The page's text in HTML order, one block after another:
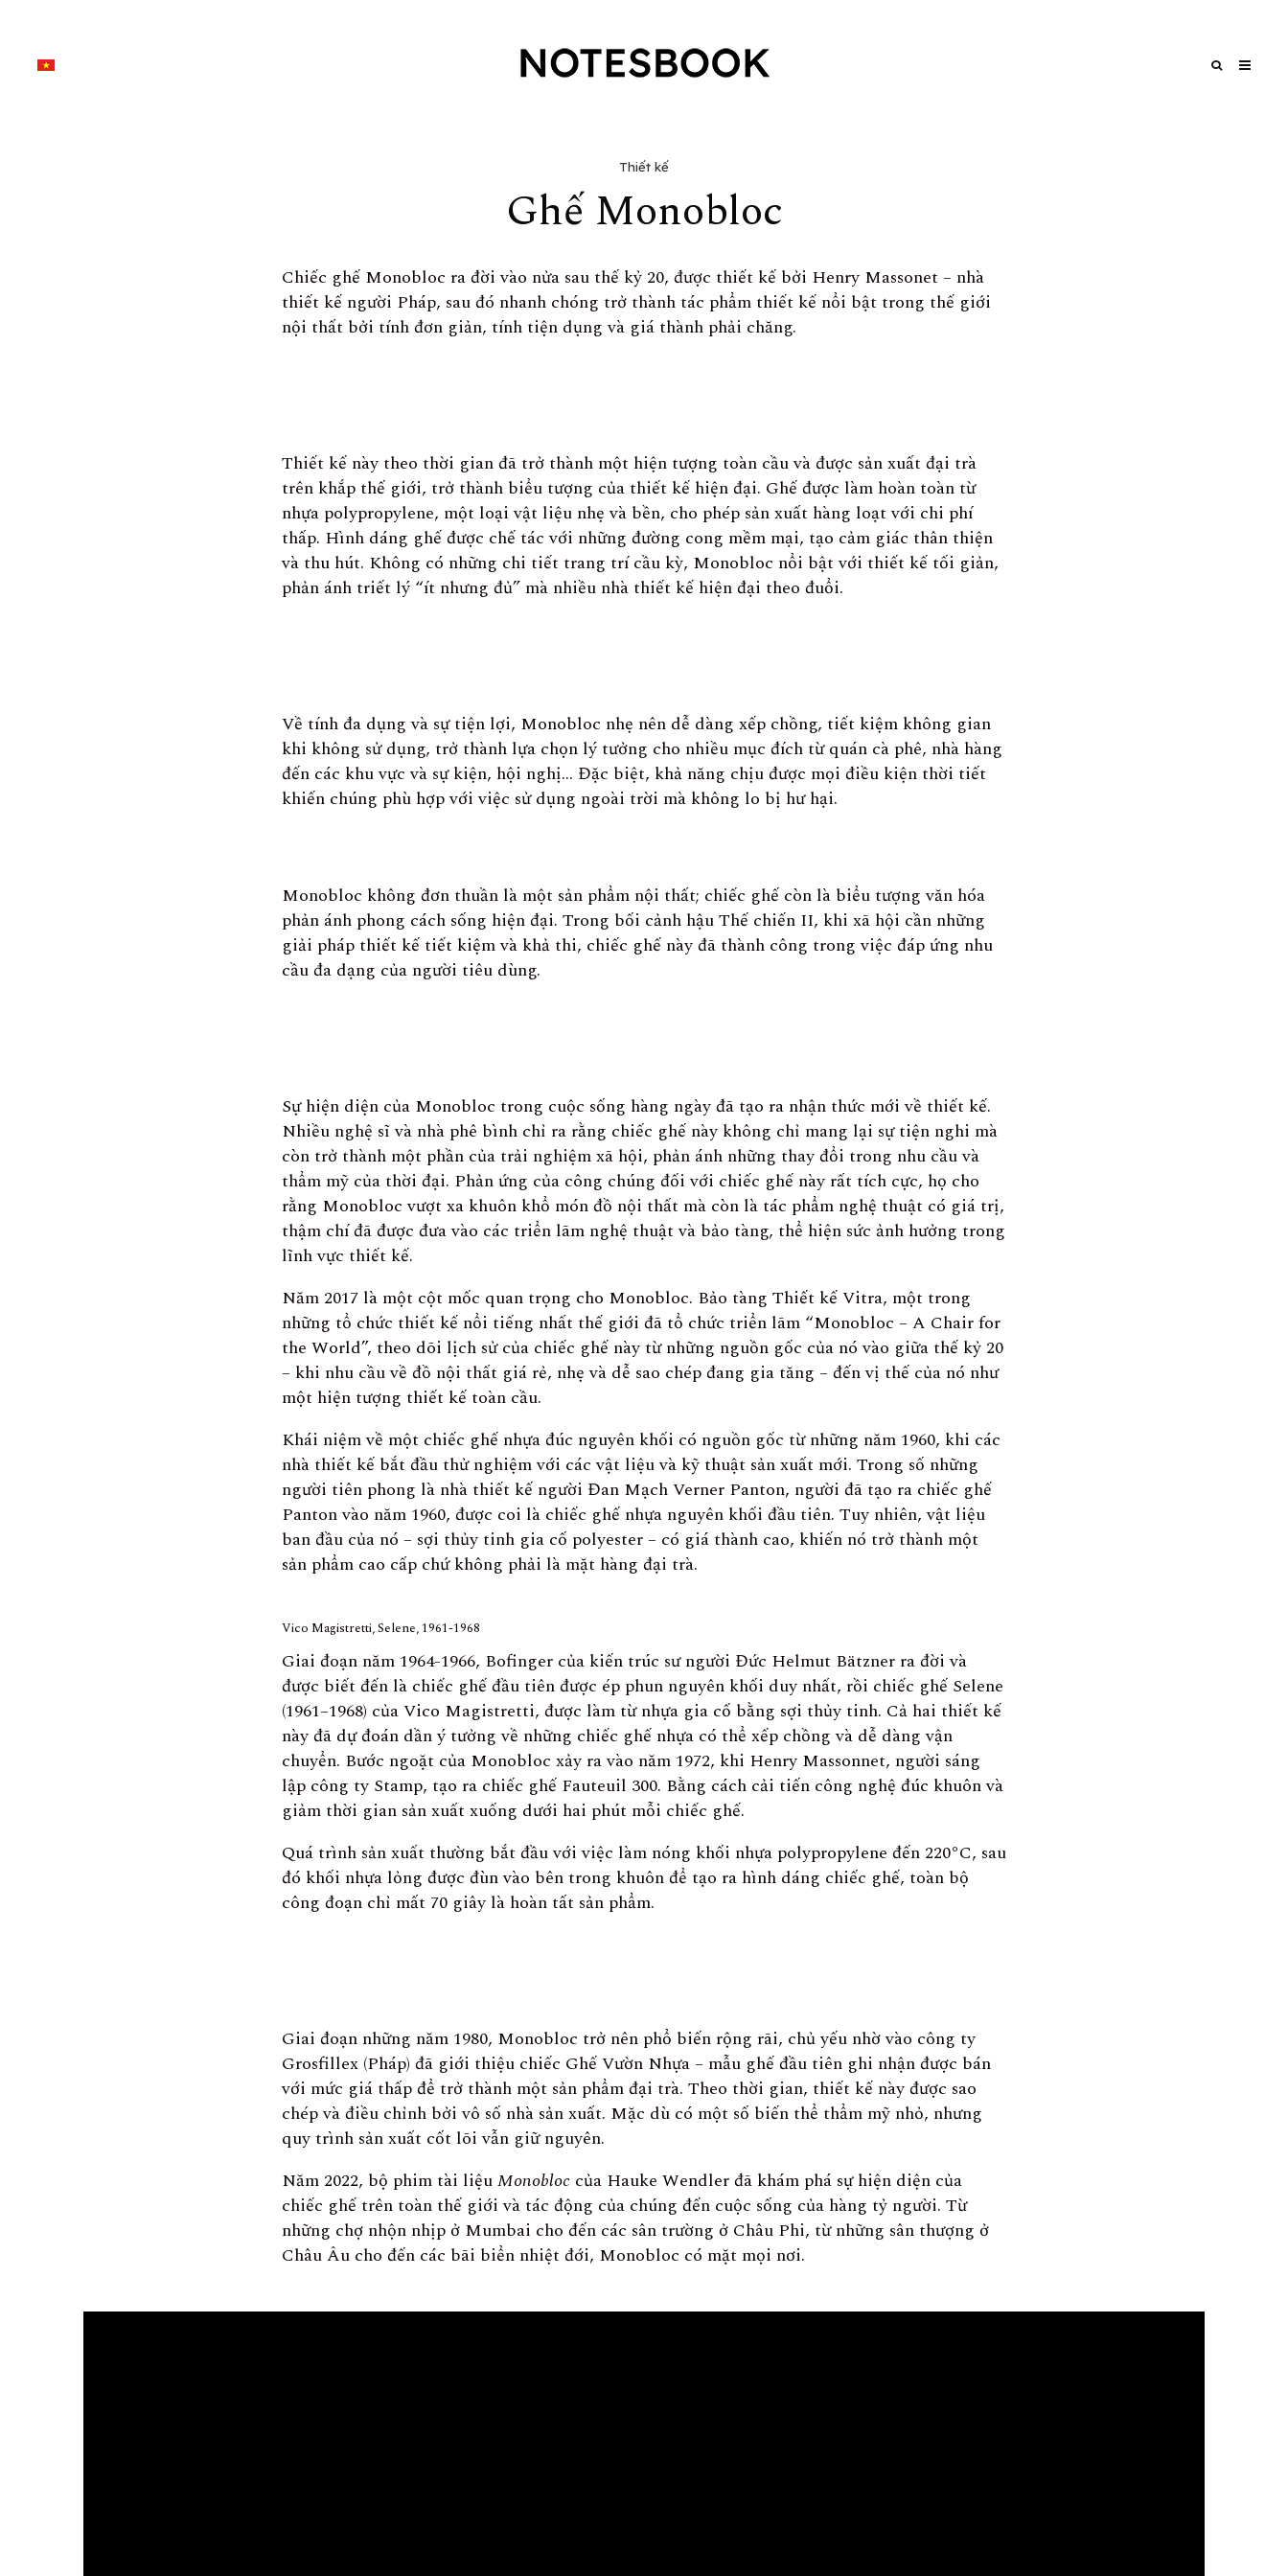
Thiết kế
Ghế Monobloc
Chiếc ghế Monobloc ra đời vào nửa sau thế kỷ 20, được thiết kế bởi Henry Massonet – nhà
thiết kế người Pháp, sau đó nhanh chóng trở thành tác phẩm thiết kế nổi bật trong thế giới
nội thất bởi tính đơn giản, tính tiện dụng và giá thành phải chăng.
Thiết kế này theo thời gian đã trở thành một hiện tượng toàn cầu và được sản xuất đại trà
trên khắp thế giới, trở thành biểu tượng của thiết kế hiện đại. Ghế được làm hoàn toàn từ
nhựa polypropylene, một loại vật liệu nhẹ và bền, cho phép sản xuất hàng loạt với chi phí
thấp. Hình dáng ghế được chế tác với những đường cong mềm mại, tạo cảm giác thân thiện
và thu hút. Không có những chi tiết trang trí cầu kỳ, Monobloc nổi bật với thiết kế tối giản,
phản ánh triết lý “ít nhưng đủ” mà nhiều nhà thiết kế hiện đại theo đuổi.
Về tính đa dụng và sự tiện lợi, Monobloc nhẹ nên dễ dàng xếp chồng, tiết kiệm không gian
khi không sử dụng, trở thành lựa chọn lý tưởng cho nhiều mục đích từ quán cà phê, nhà hàng
đến các khu vực và sự kiện, hội nghị… Đặc biệt, khả năng chịu được mọi điều kiện thời tiết
khiến chúng phù hợp với việc sử dụng ngoài trời mà không lo bị hư hại.
Monobloc không đơn thuần là một sản phẩm nội thất; chiếc ghế còn là biểu tượng văn hóa
phản ánh phong cách sống hiện đại. Trong bối cảnh hậu Thế chiến II, khi xã hội cần những
giải pháp thiết kế tiết kiệm và khả thi, chiếc ghế này đã thành công trong việc đáp ứng nhu
cầu đa dạng của người tiêu dùng.
Sự hiện diện của Monobloc trong cuộc sống hàng ngày đã tạo ra nhận thức mới về thiết kế.
Nhiều nghệ sĩ và nhà phê bình chỉ ra rằng chiếc ghế này không chỉ mang lại sự tiện nghi mà
còn trở thành một phần của trải nghiệm xã hội, phản ánh những thay đổi trong nhu cầu và
thẩm mỹ của thời đại. Phản ứng của công chúng đối với chiếc ghế này rất tích cực, họ cho
rằng Monobloc vượt xa khuôn khổ món đồ nội thất mà còn là tác phẩm nghệ thuật có giá trị,
thậm chí đã được đưa vào các triển lãm nghệ thuật và bảo tàng, thể hiện sức ảnh hưởng trong
lĩnh vực thiết kế.
Năm 2017 là một cột mốc quan trọng cho Monobloc. Bảo tàng Thiết kế Vitra, một trong
những tổ chức thiết kế nổi tiếng nhất thế giới đã tổ chức triển lãm “Monobloc – A Chair for
the World”, theo dõi lịch sử của chiếc ghế này từ những nguồn gốc của nó vào giữa thế kỷ 20
– khi nhu cầu về đồ nội thất giá rẻ, nhẹ và dễ sao chép đang gia tăng – đến vị thế của nó như
một hiện tượng thiết kế toàn cầu.
Khái niệm về một chiếc ghế nhựa đúc nguyên khối có nguồn gốc từ những năm 1960, khi các
nhà thiết kế bắt đầu thử nghiệm với các vật liệu và kỹ thuật sản xuất mới. Trong số những
người tiên phong là nhà thiết kế người Đan Mạch Verner Panton, người đã tạo ra chiếc ghế
Panton vào năm 1960, được coi là chiếc ghế nhựa nguyên khối đầu tiên. Tuy nhiên, vật liệu
ban đầu của nó – sợi thủy tinh gia cố polyester – có giá thành cao, khiến nó trở thành một
sản phẩm cao cấp chứ không phải là mặt hàng đại trà.
Vico Magistretti, Selene, 1961-1968
Giai đoạn năm 1964-1966, Bofinger của kiến trúc sư người Đức Helmut Bätzner ra đời và
được biết đến là chiếc ghế đầu tiên được ép phun nguyên khối duy nhất, rồi chiếc ghế Selene
(1961–1968) của Vico Magistretti, được làm từ nhựa gia cố bằng sợi thủy tinh. Cả hai thiết kế
này đã dự đoán dần ý tưởng về những chiếc ghế nhựa có thể xếp chồng và dễ dàng vận
chuyển. Bước ngoặt của Monobloc xảy ra vào năm 1972, khi Henry Massonnet, người sáng
lập công ty Stamp, tạo ra chiếc ghế Fauteuil 300. Bằng cách cải tiến công nghệ đúc khuôn và
giảm thời gian sản xuất xuống dưới hai phút mỗi chiếc ghế.
Quá trình sản xuất thường bắt đầu với việc làm nóng khối nhựa polypropylene đến 220°C, sau
đó khối nhựa lỏng được đùn vào bên trong khuôn để tạo ra hình dáng chiếc ghế, toàn bộ
công đoạn chỉ mất 70 giây là hoàn tất sản phẩm.
Giai đoạn những năm 1980, Monobloc trở nên phổ biến rộng rãi, chủ yếu nhờ vào công ty
Grosfillex (Pháp) đã giới thiệu chiếc Ghế Vườn Nhựa – mẫu ghế đầu tiên ghi nhận được bán
với mức giá thấp để trở thành một sản phẩm đại trà. Theo thời gian, thiết kế này được sao
chép và điều chỉnh bởi vô số nhà sản xuất. Mặc dù có một số biến thể thẩm mỹ nhỏ, nhưng
quy trình sản xuất cốt lõi vẫn giữ nguyên.
Năm 2022, bộ phim tài liệuMonobloccủa Hauke Wendler đã khám phá sự hiện diện của
chiếc ghế trên toàn thế giới và tác động của chúng đến cuộc sống của hàng tỷ người. Từ
những chợ nhộn nhịp ở Mumbai cho đến các sân trường ở Châu Phi, từ những sân thượng ở
Châu Âu cho đến các bãi biển nhiệt đới, Monobloc có mặt mọi nơi.